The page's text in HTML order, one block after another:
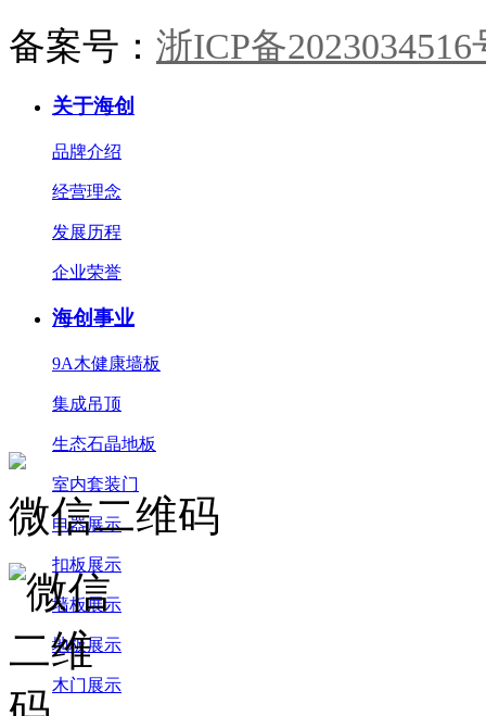
备案号： 浙ICP备2023034516
关于海创
品牌介绍
经营理念
发展历程
企业荣誉
海创事业
9A木健康墙板
集成吊顶
生态石晶地板
室内套装门
电器展示
扣板展示
墙板展示
地板展示
木门展示
微信二维码